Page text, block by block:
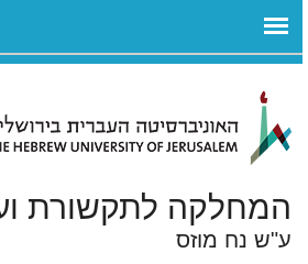
לתוכן העיקרי
גבוהה
המחלקה לתקשורת
ע"ש נח מוזס